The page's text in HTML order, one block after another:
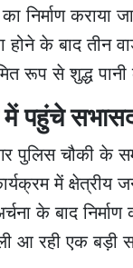
निर्माण कराया
के बाद तीन
रूप से शुद्ध
में पहुंचे
पुलिस चौकी के
में क्षेत्रीय
के बाद
रही एक बड़ी